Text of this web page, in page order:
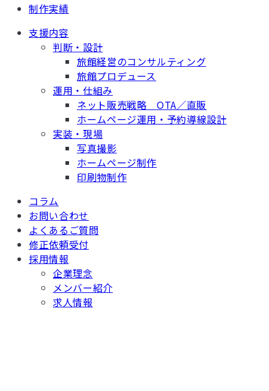
制作実績
支援内容
判断・設計
旅館経営のコンサルティング
旅館プロデュース
運用・仕組み
ネット販売戦略 OTA／直販
ホームページ運用・予約導線設計
実装・現場
写真撮影
ホームページ制作
印刷物制作
コラム
お問い合わせ
よくあるご質問
修正依頼受付
採用情報
企業理念
メンバー紹介
求人情報